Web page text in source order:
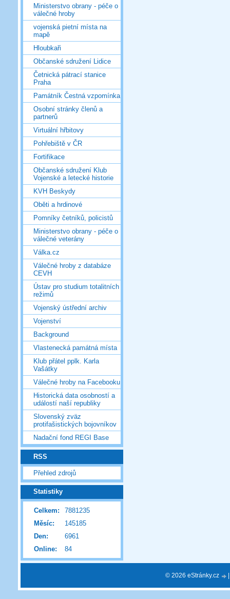
Ministerstvo obrany - péče o
válečné hroby
vojenská pietní místa na
mapě
Hloubkaři
Občanské sdružení Lidice
Četnická pátrací stanice
Praha
Památník Čestná vzpomínka
Osobní stránky členů a
partnerů
Virtuální hřbitovy
Pohřebiště v ČR
Fortifikace
Občanské sdružení Klub
Vojenské a letecké historie
KVH Beskydy
Oběti a hrdinové
Pomníky četníků, policistů
Ministerstvo obrany - péče o
válečné veterány
Válka.cz
Válečné hroby z databáze
CEVH
Ústav pro studium totalitních
režimů
Vojenský ústřední archiv
Vojenství
Background
Vlastenecká památná místa
Klub přátel pplk. Karla
Vašátky
Válečné hroby na Facebooku
Historická data osobností a
událostí naší republiky
Slovenský zväz
protifašistických bojovníkov
Nadační fond REGI Base
RSS
Přehled zdrojů
Statistiky
Online: 84
Celkem:
7881235
Měsíc:
145185
Den:
6961
© 2026 eStránky.cz